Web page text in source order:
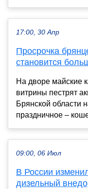
17:00, 30 Апр
Просрочка
становится
На дворе майские
витрины пестрят
Брянской области
праздничное –
09:00, 06 Июл
В России
дизельный